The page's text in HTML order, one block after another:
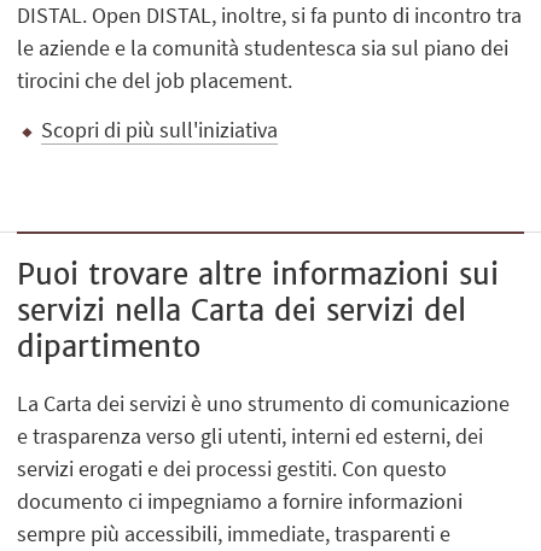
DISTAL. Open DISTAL, inoltre, si fa punto di incontro tra
le aziende e la comunità studentesca sia sul piano dei
tirocini che del job placement.
Scopri di più sull'iniziativa
Puoi trovare altre informazioni sui
servizi nella Carta dei servizi del
dipartimento
La Carta dei servizi è uno strumento di comunicazione
e trasparenza verso gli utenti, interni ed esterni, dei
servizi erogati e dei processi gestiti. Con questo
documento ci impegniamo a fornire informazioni
sempre più accessibili, immediate, trasparenti e